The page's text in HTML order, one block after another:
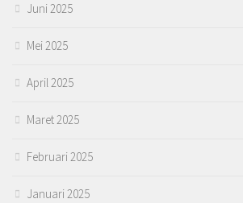
Juni 2025
Mei 2025
April 2025
Maret 2025
Februari 2025
Januari 2025